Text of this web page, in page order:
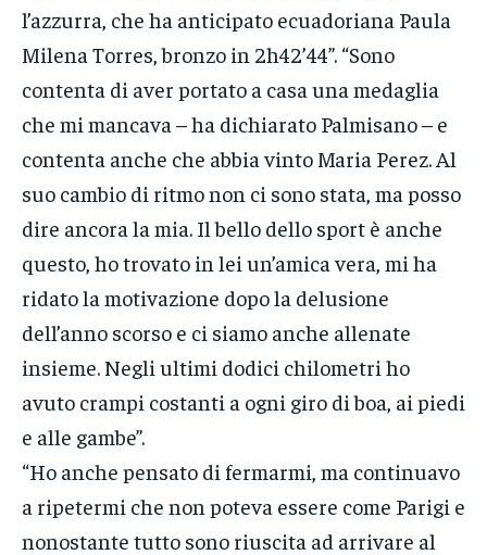
l’azzurra, che ha anticipato ecuadoriana Paula
Milena Torres, bronzo in 2h42’44”. “Sono
contenta di aver portato a casa una medaglia
che mi mancava – ha dichiarato Palmisano – e
contenta anche che abbia vinto Maria Perez. Al
suo cambio di ritmo non ci sono stata, ma posso
dire ancora la mia. Il bello dello sport è anche
questo, ho trovato in lei un’amica vera, mi ha
ridato la motivazione dopo la delusione
dell’anno scorso e ci siamo anche allenate
insieme. Negli ultimi dodici chilometri ho
avuto crampi costanti a ogni giro di boa, ai piedi
e alle gambe”.
“Ho anche pensato di fermarmi, ma continuavo
a ripetermi che non poteva essere come Parigi e
nonostante tutto sono riuscita ad arrivare al